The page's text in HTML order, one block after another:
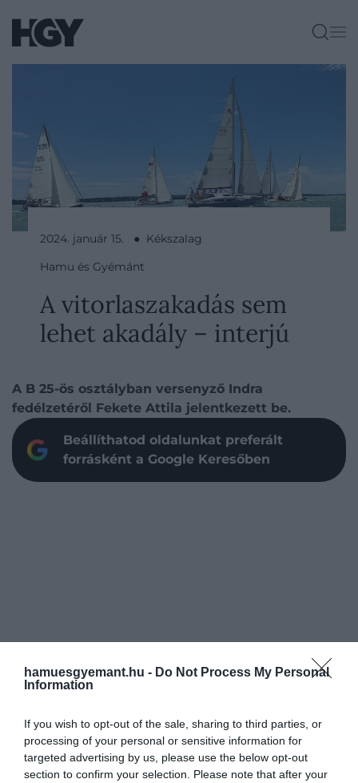
hamuesgyemant.hu - Do Not Process My Personal
Information
If you wish to opt-out of the sale, sharing to third parties, or
processing of your personal or sensitive information for
targeted advertising by us, please use the below opt-out
section to confirm your selection. Please note that after your
2024. január 15. ● Kékszalag
Hamu és Gyémánt
A vitorlaszakadás sem
lehet akadály – interjú
A B 25-ös osztályban versenyző Indra
fedélzetéről Fekete Attila jelentkezett be.
Beállíthatod oldalunkat preferált
forrásként a Google Keresőben
A csapatnak enyhén szólva sincs könnyű versenye,
ugyanis már túl vannak egy vitorlaszakadáson, a
problémás alkatrészt azonban 6-8 perc alatt ki is